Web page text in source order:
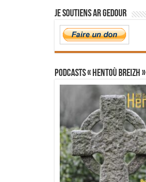
Je soutiens Ar Gedour
PODCASTS « Hentoù Breizh »